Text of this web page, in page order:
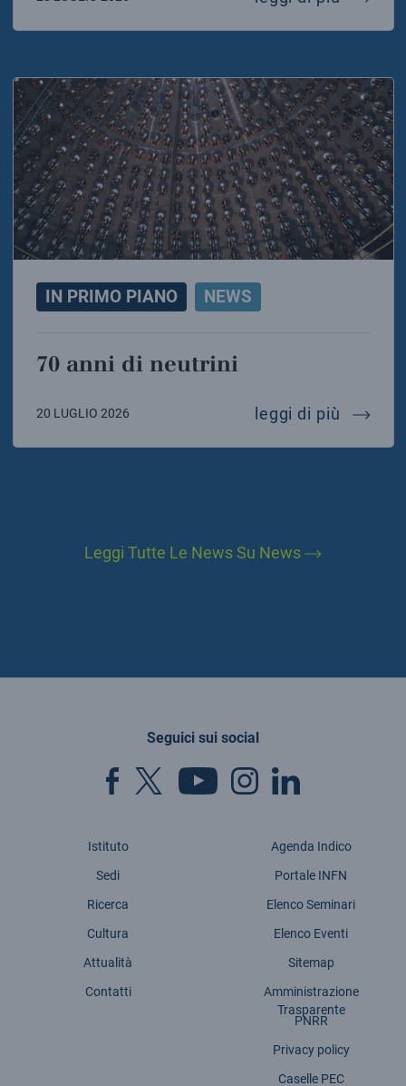
IN PRIMO PIANO NEWS
70 anni di neutrini
20 LUGLIO 2026 leggi di più 70
Leggi Tutte Le News Su News
Seguici sui social
Istituto
Sedi
Ricerca
Cultura
Attualità
Contatti
Agenda Indico
Portale INFN
Elenco Seminari
Elenco Eventi
Sitemap
Amministrazione
Trasparente
PNRR
Privacy policy
Caselle PEC